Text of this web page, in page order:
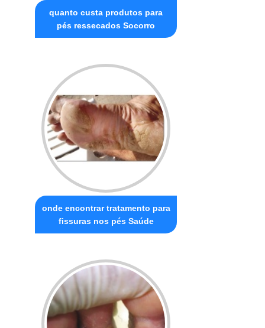
quanto custa produtos para
pés ressecados Socorro
onde encontrar tratamento para
fissuras nos pés Saúde